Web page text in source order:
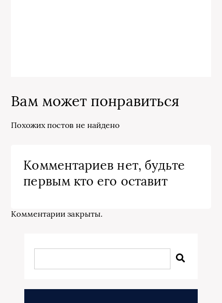
Вам может понравиться
Похожих постов не найдено
Комментариев нет, будьте
первым кто его оставит
Комментарии закрыты.